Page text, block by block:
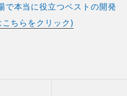
で本当に役立つベストの開発
ちらをクリック)